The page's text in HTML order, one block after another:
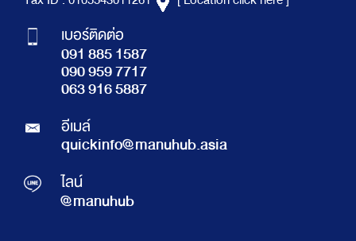
เบอร์ติดต่อ
091 885 1587
090 959 7717
063 916 5887
อีเมล์
quickinfo@manuhub.asia
ไลน์
@manuhub